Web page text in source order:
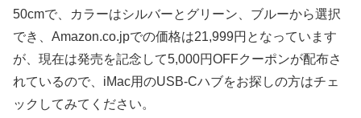
50cmで、カラーはシルバーとグリーン、ブルーから選択
でき、Amazon.co.jpでの価格は21,999円となっています
が、現在は発売を記念して5,000円OFFクーポンが配布さ
れているので、iMac用のUSB-Cハブをお探しの方はチェ
ックしてみてください。